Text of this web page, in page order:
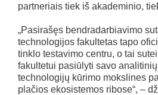
partneriais tiek iš akademinio,
„Pasirašęs bendradarbiavimo
technologijos fakultetas tapo
tinklo testavimo centru, o tai
fakultetui pasiūlyti savo
technologijų kūrimo mokslines
plačios ekosistemos ribose“, –